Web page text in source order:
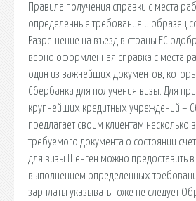
Правила получения справки с места
определенные требования и образец
Разрешение на въезд в страны ЕС
верно оформленная справка с места
один из важнейших документов,
Сбербанка для получения визы. Для
крупнейших кредитных учреждений –
предлагает своим клиентам несколько
требуемого документа о состоянии
для визы Шенген можно предоставить
выполнением определенных
зарплаты указывать тоже не следует